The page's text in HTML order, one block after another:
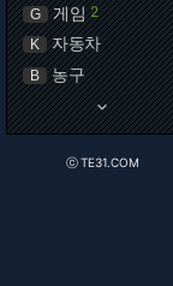
G 게임 2
K 자동차
B 농구
keyboard_arrow_down
ⓒ TE31.COM